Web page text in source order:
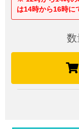
は14時から16時に
数